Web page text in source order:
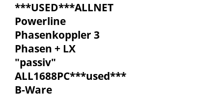
***USED***ALLNET
Powerline
Phasenkoppler 3
Phasen + LX
"passiv"
ALL1688PC***used***
B-Ware